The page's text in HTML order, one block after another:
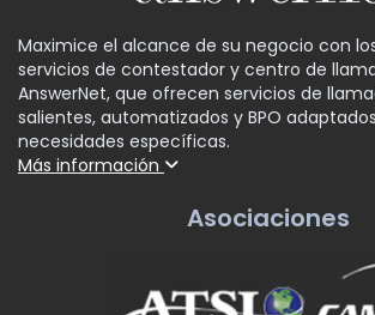
Maximice el alcance de su negocio con
servicios de contestador y centro de
AnswerNet, que ofrecen servicios de
salientes, automatizados y BPO
necesidades específicas.
Más información
Asociaciones